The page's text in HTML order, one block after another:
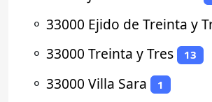
⚬ 33000 Ejido de Treinta y
⚬ 33000 Treinta y Tres 13
⚬ 33000 Villa Sara 1